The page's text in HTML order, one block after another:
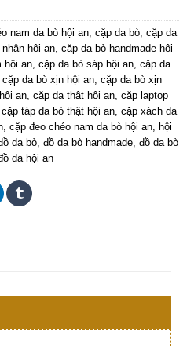
nam da bò hội an, cặp da bò, cặp da
hội an, cặp da bò handmade hội
hội an, cặp da bò sáp hội an, cặp da
cặp da bò xịn hội an, cặp da bò xịn
an, cặp da thật hội an, cặp laptop
cặp táp da bò thật hội an, cặp xách da
, cặp đeo chéo nam da bò hội an, hội
da bò, đồ da bò handmade, đồ da bò
da hội an